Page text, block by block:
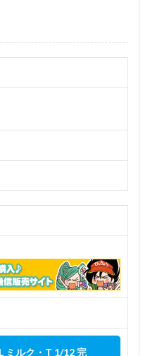
ミルク・T 1/12 完